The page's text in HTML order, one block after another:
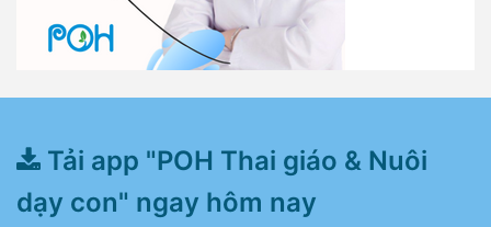
Tải app "POH Thai giáo & Nuôi
dạy con" ngay hôm nay